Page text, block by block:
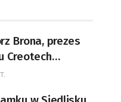
Brona, prezes
Creotech
S.A. Fizyk,